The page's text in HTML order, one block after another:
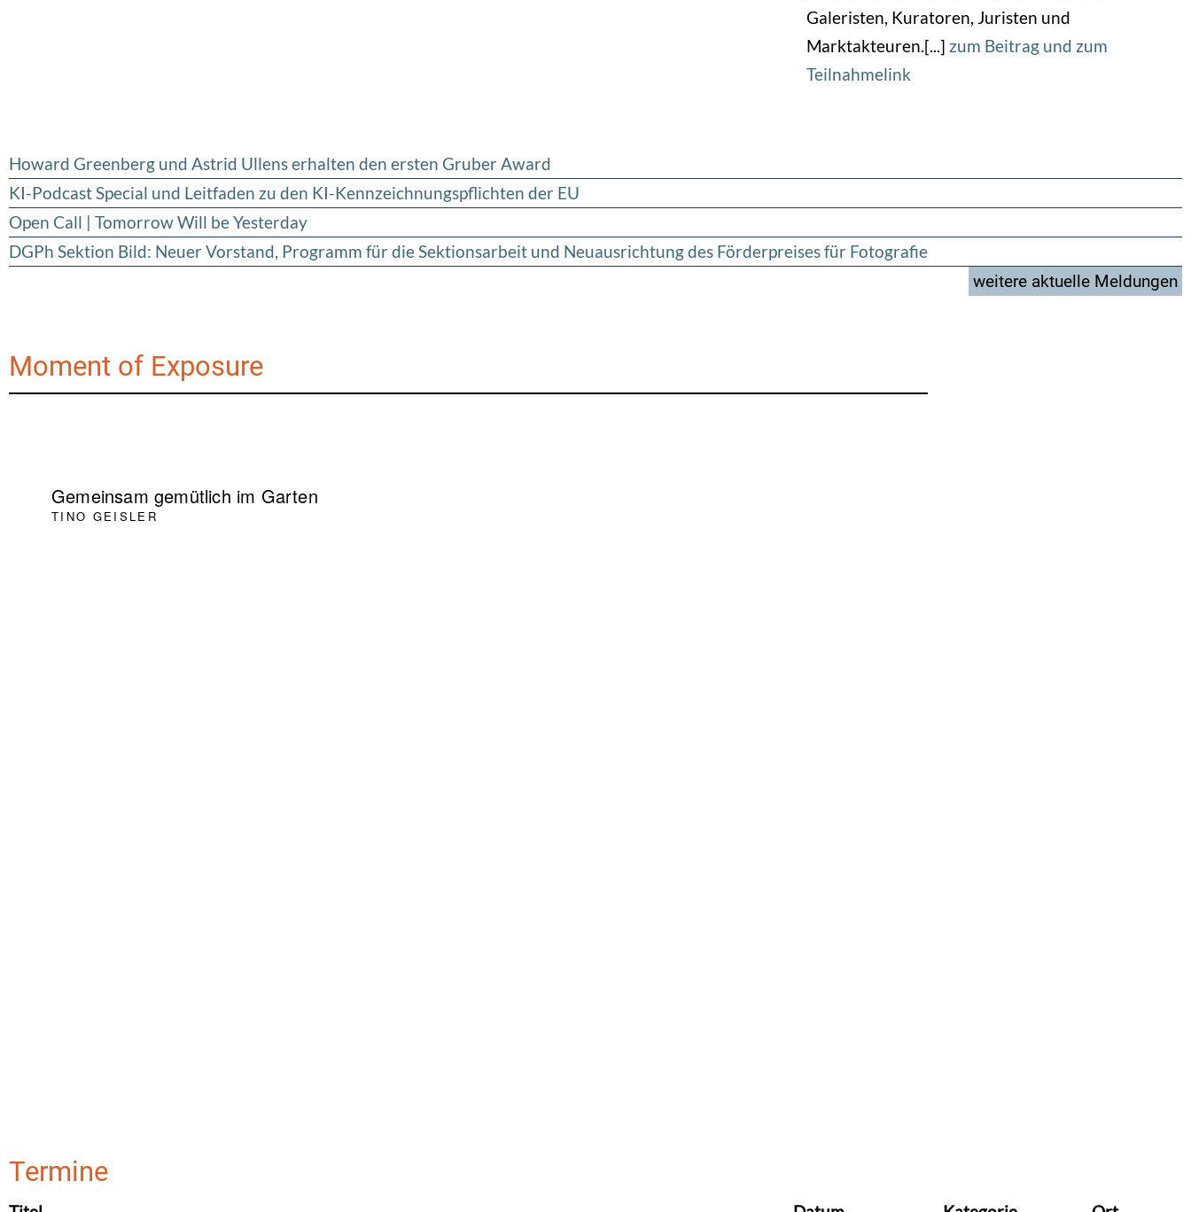
Galeristen, Kuratoren, Juristen und
Marktakteuren.[...] zum Beitrag und zum
Teilnahmelink
Howard Greenberg und Astrid Ullens erhalten den ersten Gruber Award
KI-Podcast Special und Leitfaden zu den KI-Kennzeichnungspflichten der EU
Open Call | Tomorrow Will be Yesterday
DGPh Sektion Bild: Neuer Vorstand, Programm für die Sektionsarbeit und Neuausrichtung des Förderpreises für Fotografie
weitere aktuelle Meldungen
Moment of Exposure
Termine